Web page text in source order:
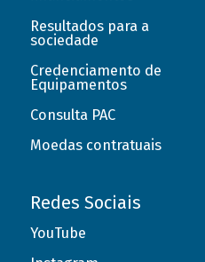
Resultados para a
sociedade
Credenciamento de
Equipamentos
Consulta PAC
Moedas contratuais
Redes Sociais
YouTube